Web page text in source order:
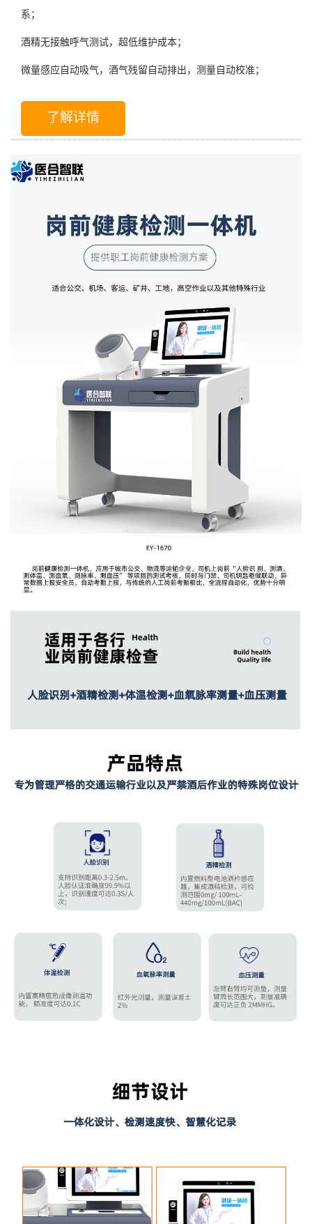
系；
酒精无接触呼气测试，超低维护成本；
微量感应自动吸气，酒气残留自动排出，测量自动校准；
了解详情